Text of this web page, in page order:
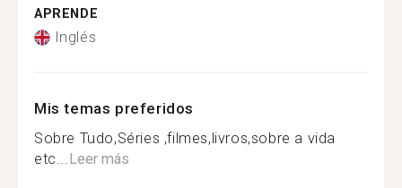
APRENDE
Inglés
Mis temas preferidos
Sobre Tudo,Séries ,filmes,livros,sobre a vida
etc...Leer más